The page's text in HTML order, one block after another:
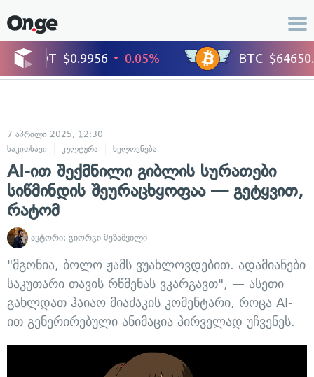
7 აპრილი 2025, 12:30
საკითხავი
კულტურა ხელოვნება
AI-ით შექმნილი გიბლის სურათები
სიწმინდის შეურაცხყოფაა — გეტყვით,
რატომ
ავტორი: გიორგი მუზაშვილი
"მგონია, ბოლო ჟამს ვუახლოვდებით. ადამიანები
საკუთარი თავის რწმენას ვკარგავთ", — ასეთი
გახლდათ ჰაიაო მიაძაკის კომენტარი, როცა AI-
ით გენერირებული ანიმაცია პირველად უჩვენეს.